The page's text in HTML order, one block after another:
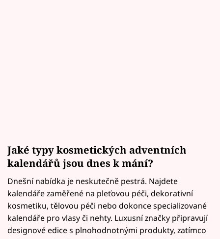
Jaké typy kosmetických adventních
kalendářů jsou dnes k mání?
Dnešní nabídka je neskutečně pestrá. Najdete
kalendáře zaměřené na pleťovou péči, dekorativní
kosmetiku, tělovou péči nebo dokonce specializované
kalendáře pro vlasy či nehty. Luxusní značky připravují
designové edice s plnohodnotnými produkty, zatímco